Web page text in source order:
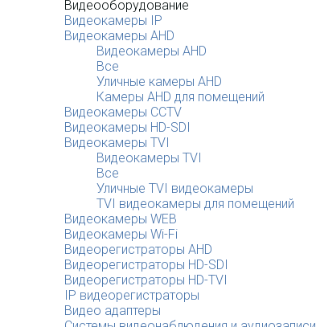
Видеооборудование
Видеокамеры IP
Видеокамеры AHD
Видеокамеры AHD
Все
Уличные камеры AHD
Камеры AHD для помещений
Видеокамеры CCTV
Видеокамеры HD-SDI
Видеокамеры TVI
Видеокамеры TVI
Все
Уличные TVI видеокамеры
TVI видеокамеры для помещений
Видеокамеры WEB
Видеокамеры Wi-Fi
Видеорегистраторы AHD
Видеорегистраторы HD-SDI
Видеорегистраторы HD-TVI
IP видеорегистраторы
Видео адаптеры